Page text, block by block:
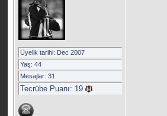
Üyelik tarihi: Dec 2007
Yaş: 44
Mesajlar: 31
Tecrübe Puanı: 19